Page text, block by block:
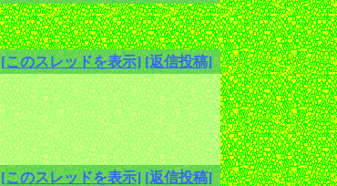
[このスレッドを表示] [返信投稿]
[このスレッドを表示] [返信投稿]